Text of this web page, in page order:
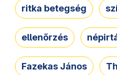
ritka betegség
ellenőrzés
Fazekas János